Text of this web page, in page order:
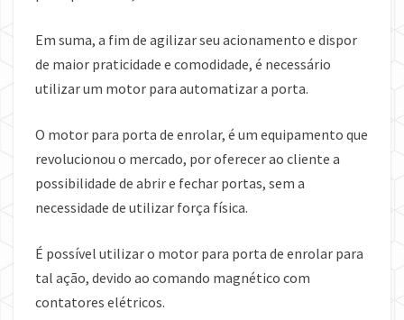
Em suma, a fim de agilizar seu acionamento e dispor
de maior praticidade e comodidade, é necessário
utilizar um motor para automatizar a porta.
O motor para porta de enrolar, é um equipamento que
revolucionou o mercado, por oferecer ao cliente a
possibilidade de abrir e fechar portas, sem a
necessidade de utilizar força física.
É possível utilizar o motor para porta de enrolar para
tal ação, devido ao comando magnético com
contatores elétricos.